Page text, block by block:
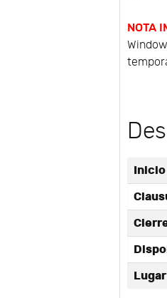
NOTA
Inicio
Lugar